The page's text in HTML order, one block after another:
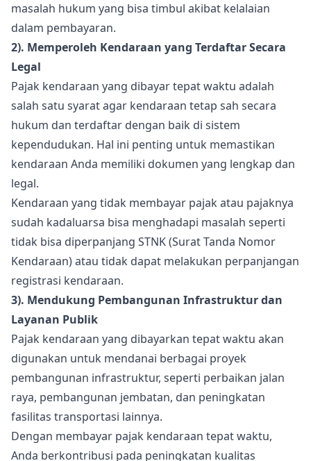
masalah hukum yang bisa timbul akibat kelalaian
dalam pembayaran.
2). Memperoleh Kendaraan yang Terdaftar Secara
Legal
Pajak kendaraan yang dibayar tepat waktu adalah
salah satu syarat agar kendaraan tetap sah secara
hukum dan terdaftar dengan baik di sistem
kependudukan. Hal ini penting untuk memastikan
kendaraan Anda memiliki dokumen yang lengkap dan
legal.
Kendaraan yang tidak membayar pajak atau pajaknya
sudah kadaluarsa bisa menghadapi masalah seperti
tidak bisa diperpanjang STNK (Surat Tanda Nomor
Kendaraan) atau tidak dapat melakukan perpanjangan
registrasi kendaraan.
3). Mendukung Pembangunan Infrastruktur dan
Layanan Publik
Pajak kendaraan yang dibayarkan tepat waktu akan
digunakan untuk mendanai berbagai proyek
pembangunan infrastruktur, seperti perbaikan jalan
raya, pembangunan jembatan, dan peningkatan
fasilitas transportasi lainnya.
Dengan membayar pajak kendaraan tepat waktu,
Anda berkontribusi pada peningkatan kualitas